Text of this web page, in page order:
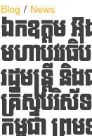
Blog News
ឯកឧត្ដម អ៊ុ
មហាបវរ
រដ្ឋមន្ត្រី
គ្រីស្ទបរិ
កម្ពុជា ព្